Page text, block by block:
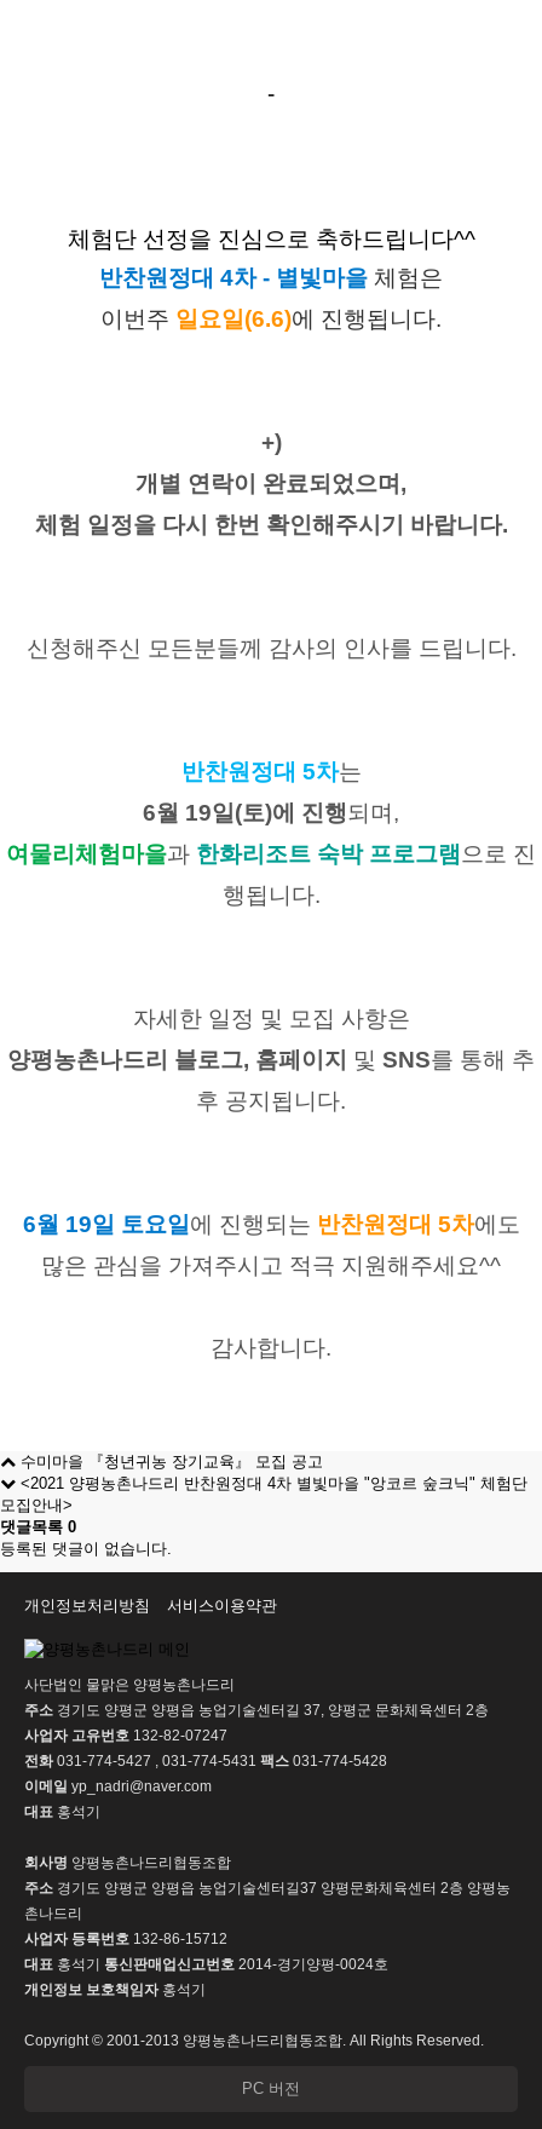
-
체험단 선정을 진심으로 축하드립니다^^
반찬원정대 4차 - 별빛마을 체험은
이번주 일요일(6.6)에 진행됩니다.
+)
개별 연락이 완료되었으며,
체험 일정을 다시 한번 확인해주시기 바랍니다.
신청해주신 모든분들께 감사의 인사를 드립니다.
반찬원정대 5차는
6월 19일(토)에 진행되며,
여물리체험마을과 한화리조트 숙박 프로그램 으로 진
행됩니다.
자세한 일정 및 모집 사항은
양평농촌나드리 블로그, 홈페이지 및 SNS를 통해 추
후 공지됩니다.
6월 19일 토요일 에 진행되는 반찬원정대 5차에도
많은 관심을 가져주시고 적극 지원해주세요^^
감사합니다.
수미마을 『청년귀농 장기교육』 모집 공고
<2021 양평농촌나드리 반찬원정대 4차 별빛마을 "앙코르 숲크닉" 체험단
모집안내>
댓글목록 0
등록된 댓글이 없습니다.
개인정보처리방침 서비스이용약관
사단법인 물맑은 양평농촌나드리
주소 경기도 양평군 양평읍 농업기술센터길 37, 양평군 문화체육센터 2층
사업자 고유번호 132-82-07247
전화031-774-5427 , 031-774-5431 팩스 031-774-5428
이메일 yp_nadri@naver.com
대표 홍석기
회사명 양평농촌나드리협동조합
주소 경기도 양평군 양평읍 농업기술센터길37 양평문화체육센터 2층 양평농
촌나드리
사업자 등록번호 132-86-15712
대표 홍석기 통신판매업신고번호 2014-경기양평-0024호
개인정보 보호책임자홍석기
Copyright © 2001-2013 양평농촌나드리협동조합. All Rights Reserved.
PC 버전